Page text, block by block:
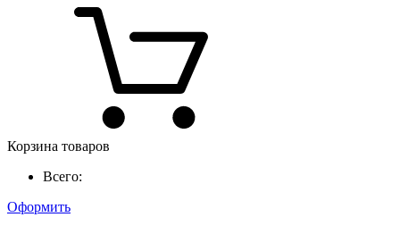
Корзина товаров
Всего:
Оформить